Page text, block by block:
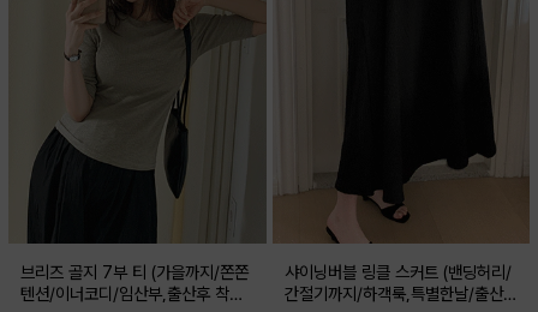
브리즈 골지 7부 티 (가을까지/쫀쫀
텐션/이너코디/임산부,출산후 착용
샤이닝버블 링클 스커트 (밴딩허리/
간절기까지/하객룩,특별한날/출산후